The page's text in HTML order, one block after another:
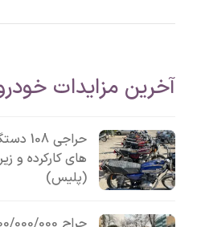
آخرین مزایدات
حراجی
های کارکرده و
(پلیس)